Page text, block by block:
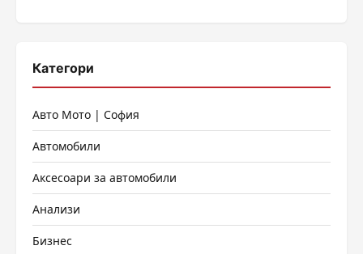
Категори
Авто Мото | София
Автомобили
Аксесоари за автомобили
Анализи
Бизнес